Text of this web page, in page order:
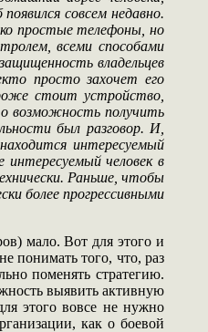
совсем недавно.
простые телефоны, но
всеми способами
владельцев
просто захочет его
стоит устройство,
возможность получить
был разговор. И,
интересуемый
человек в
Раньше, чтобы
более прогрессивными
мало. Вот для этого и
понимать того, что, раз
поменять стратегию.
выявить активную
этого вовсе не нужно
как о боевой